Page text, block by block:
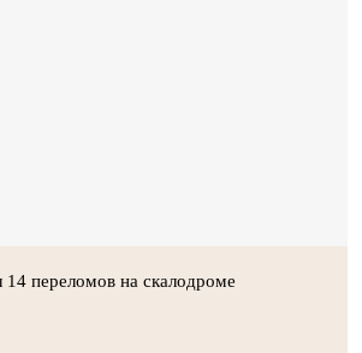
14 переломов на скалодроме